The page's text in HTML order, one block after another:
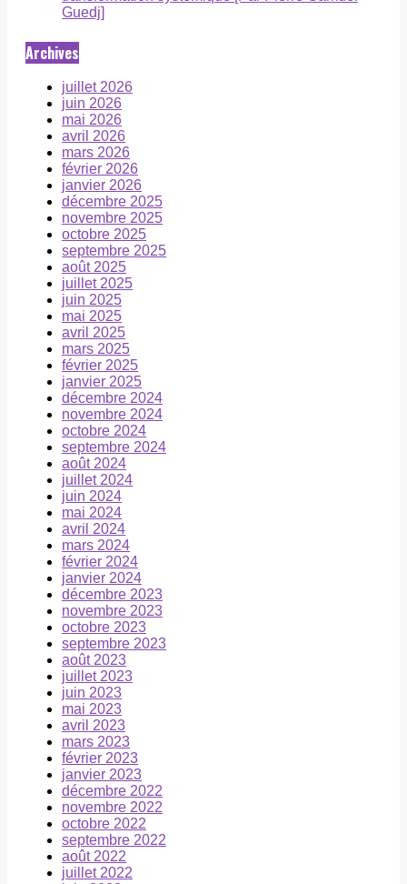
Guedj]
Archives
juillet 2026
juin 2026
mai 2026
avril 2026
mars 2026
février 2026
janvier 2026
décembre 2025
novembre 2025
octobre 2025
septembre 2025
août 2025
juillet 2025
juin 2025
mai 2025
avril 2025
mars 2025
février 2025
janvier 2025
décembre 2024
novembre 2024
octobre 2024
septembre 2024
août 2024
juillet 2024
juin 2024
mai 2024
avril 2024
mars 2024
février 2024
janvier 2024
décembre 2023
novembre 2023
octobre 2023
septembre 2023
août 2023
juillet 2023
juin 2023
mai 2023
avril 2023
mars 2023
février 2023
janvier 2023
décembre 2022
novembre 2022
octobre 2022
septembre 2022
août 2022
juillet 2022